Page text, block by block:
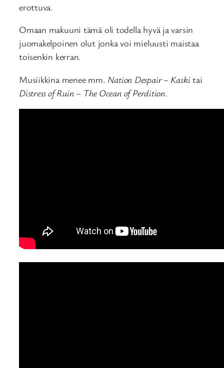
erottuva.
Omaan makuuni tämä oli todella hyvä ja varsin
juomakelpoinen olut jonka voi mieluusti maistaa
toisenkin kerran.
Musiikkina menee mm. Nation Despair – Kaskitai
Distress of Ruin – The Ocean of Perdition.